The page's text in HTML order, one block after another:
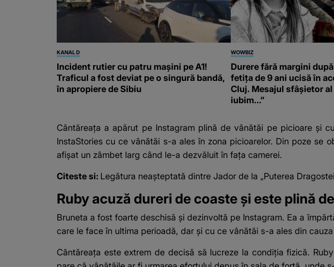
KANAL D
Incident rutier cu patru mașini pe A1!
Traficul a fost deviat pe o singură bandă,
în apropiere de Sibiu
WOWBIZ
Durere fără margini
fetița de 9 ani ucisă în
Cluj. Mesajul sfâșietor al
iubim…”
Cântăreața a apărut pe Instagram plină de vânătăi pe picioare și
InstaStories cu ce vânătăi s-a ales în zona picioarelor. Din poze se
afișat un zâmbet larg când le-a dezvăluit în fața camerei.
Citeste si: Legătura neașteptată dintre Jador de la „Puterea
Ruby acuză dureri de coaste și este plină
Bruneta a fost foarte deschisă și dezinvoltă pe Instagram. Ea a
care le face în ultima perioadă, dar și cu ce vânătăi s-a ales din cauza
Cântăreața este extrem de decisă să lucreze la condiția fizică.